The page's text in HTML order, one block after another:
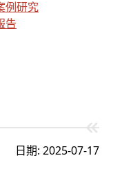
例研究
告
日期: 2025-07-17